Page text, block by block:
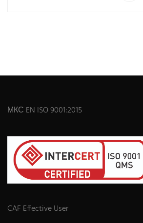
МКС EN ISO 9001:2015
CAF Effective User